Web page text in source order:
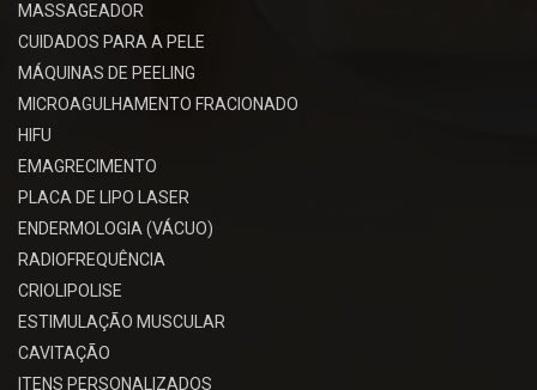
MASSAGEADOR
CUIDADOS PARA A PELE
MÁQUINAS DE PEELING
MICROAGULHAMENTO FRACIONADO
HIFU
EMAGRECIMENTO
PLACA DE LIPO LASER
ENDERMOLOGIA (VÁCUO)
RADIOFREQUÊNCIA
CRIOLIPOLISE
ESTIMULAÇÃO MUSCULAR
CAVITAÇÃO
ITENS PERSONALIZADOS